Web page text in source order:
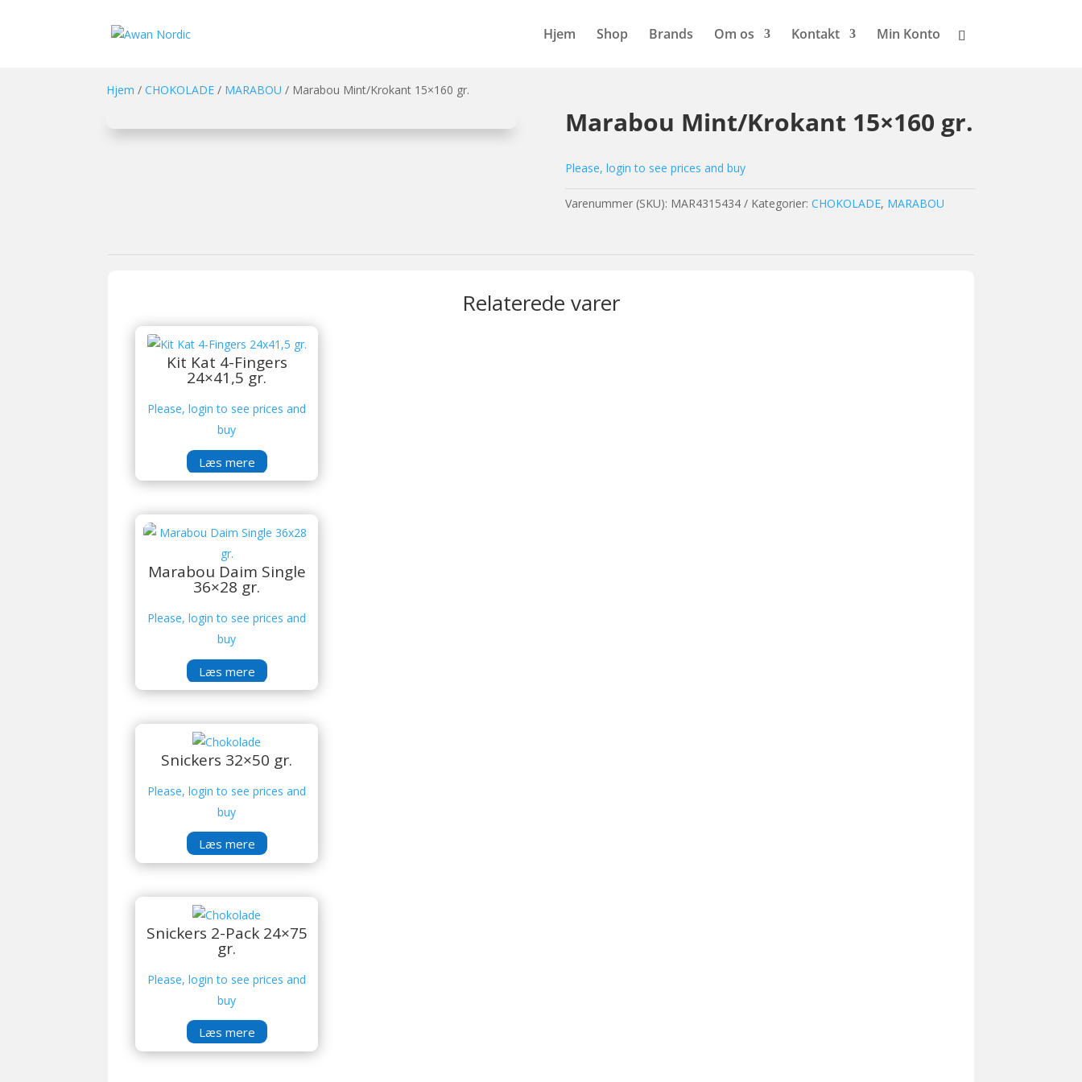
Hjem Shop Brands Om os Kontakt Min Konto
Hjem / CHOKOLADE / MARABOU / Marabou Mint/Krokant 15×160 gr.
Marabou Mint/Krokant 15×160 gr.
Please, login to see prices and buy
Varenummer (SKU): MAR4315434 Kategorier: CHOKOLADE, MARABOU
Relaterede varer
Kit Kat 4-Fingers
24×41,5 gr.
Please, login to see prices and
buy
Læs mere
Marabou Daim Single
36×28 gr.
Please, login to see prices and
buy
Læs mere
Snickers 32×50 gr.
Please, login to see prices and
buy
Læs mere
Snickers 2-Pack 24×75
gr.
Please, login to see prices and
buy
Læs mere